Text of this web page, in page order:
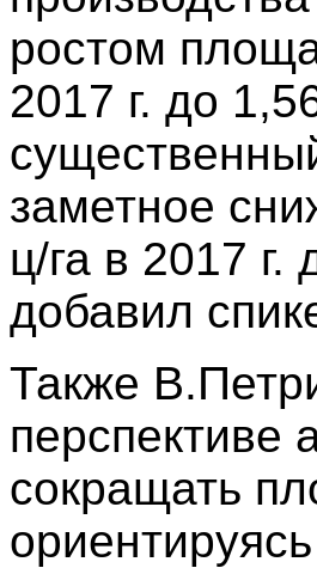
ростом
2017 г. до
заметное
ц/га в 2017
добавил
Также
перспективе
сокращать